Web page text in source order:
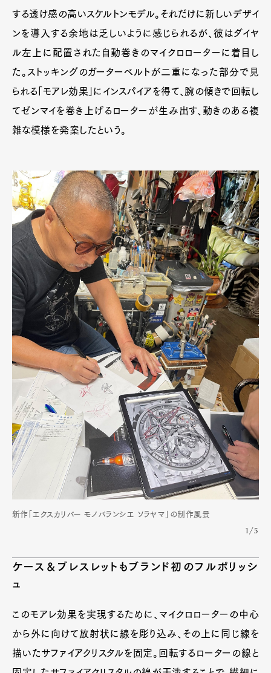
する透け感の高いスケルトンモデル。それだけに新しいデザイ
ンを導入する余地は乏しいように感じられるが、彼はダイヤ
ル左上に配置された自動巻きのマイクロローターに着目し
た。ストッキングのガーターベルトが二重になった部分で見
られる「モアレ効果」にインスパイアを得て、腕の傾きで回転し
てゼンマイを巻き上げるローターが生み出す、動きのある複
雑な模様を発案したという。
新作「エクスカリバー モノバランシエ ソラヤマ」の制作風景
1/5
ケース＆ブレスレットもブランド初のフルポリッシ
ュ
このモアレ効果を実現するために、マイクロローターの中心
から外に向けて放射状に線を彫り込み、その上に同じ線を
描いたサファイアクリスタルを固定。回転するローターの線と